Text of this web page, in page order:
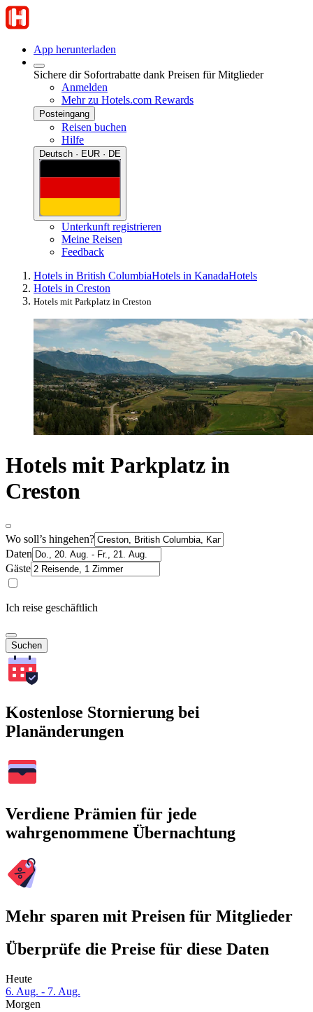
App herunterladen
Sichere dir Sofortrabatte dank Preisen für Mitglieder
Anmelden
Mehr zu Hotels.com Rewards
Posteingang
Reisen buchen
Hilfe
Deutsch · EUR · DE
Unterkunft registrieren
Meine Reisen
Feedback
Hotels in British ColumbiaHotels in KanadaHotels
Hotels in Creston
Hotels mit Parkplatz in Creston
Hotels mit Parkplatz in
Creston
Wo soll’s hingehen?
Daten
Gäste
Ich reise geschäftlich
Suchen
Kostenlose Stornierung bei
Planänderungen
Verdiene Prämien für jede
wahrgenommene Übernachtung
Mehr sparen mit Preisen für Mitglieder
Überprüfe die Preise für diese Daten
Heute
6. Aug. - 7. Aug.
Morgen